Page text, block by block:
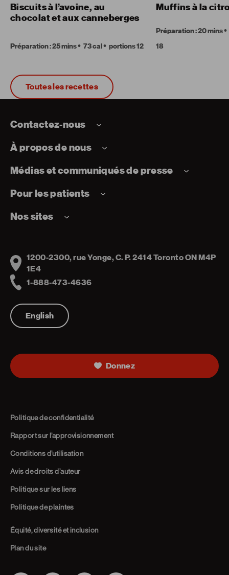
Biscuits à l’avoine, au
chocolat et aux canneberges
Préparation : 25 mins 73 cal portions 12
Muffins à la
Préparation : 20 mins
18
Toutes les recettes
Contactez-nous
À propos de nous
Médias et communiqués de presse
Pour les patients
Nos sites
Address
1200-2300, rue Yonge, C. P. 2414 Toronto ON M4P
1E4
1-888-473-4636
English
Donnez
Politique de confidentialité
Rapport sur l’approvisionnement
Conditions d’utilisation
Avis de droits d’auteur
Politique sur les liens
Politique de plaintes
Équité, diversité et inclusion
Plan du site